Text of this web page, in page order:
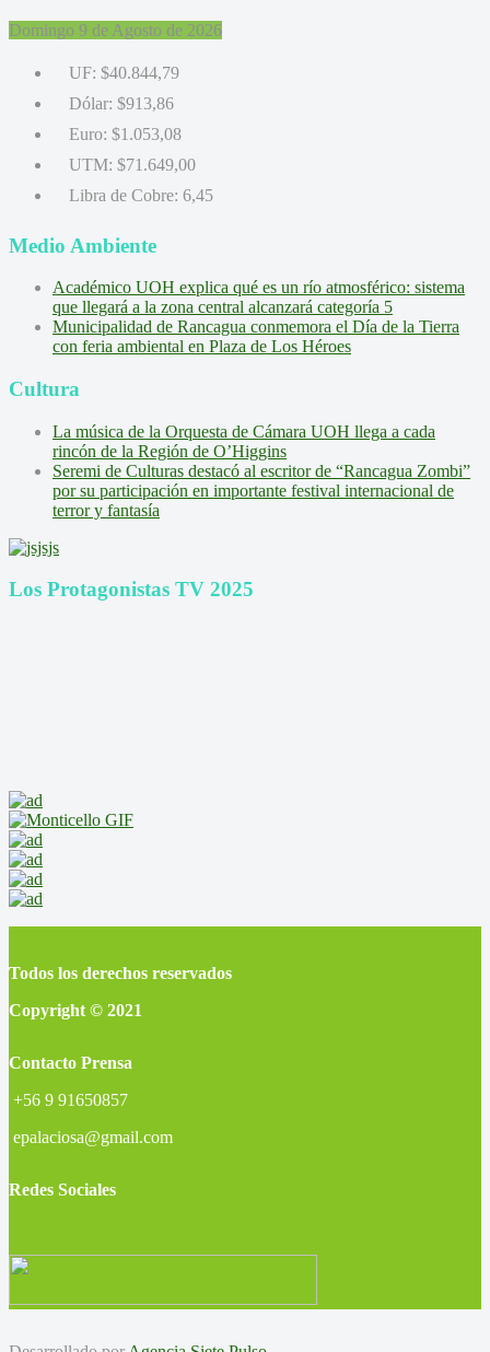
Domingo 9 de Agosto de 2026
UF: $40.844,79
Dólar: $913,86
Euro: $1.053,08
UTM: $71.649,00
Libra de Cobre: 6,45
Medio Ambiente
Académico UOH explica qué es un río atmosférico: sistema
que llegará a la zona central alcanzará categoría 5
Municipalidad de Rancagua conmemora el Día de la Tierra
con feria ambiental en Plaza de Los Héroes
Cultura
La música de la Orquesta de Cámara UOH llega a cada
rincón de la Región de O’Higgins
Seremi de Culturas destacó al escritor de “Rancagua Zombi”
por su participación en importante festival internacional de
terror y fantasía
Los Protagonistas TV 2025
Todos los derechos reservados
Copyright © 2021
Contacto Prensa
+56 9 91650857
epalaciosa@gmail.com
Redes Sociales